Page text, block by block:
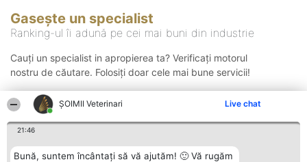
ȘOIMII Veterinari Live chat
21:46
Bună, suntem încântați să vă ajutăm! 🙂 Vă rugăm
Gasește un specialist
Ranking-ul îi adună pe cei mai buni din industrie
Cauți un specialist in apropierea ta? Verificați motorul
nostru de căutare. Folosiți doar cele mai bune servicii!